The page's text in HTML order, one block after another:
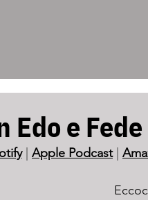
Edo e
| Apple Podcast |